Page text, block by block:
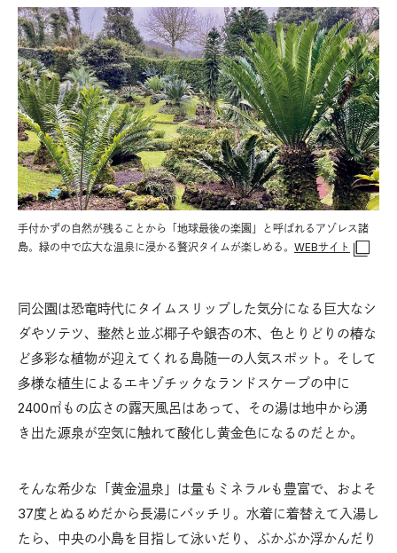
手付かずの自然が残ることから「地球最後の楽園」と呼ばれるアゾレス諸
島。緑の中で広大な温泉に浸かる贅沢タイムが楽しめる。 WEBサイト
同公園は恐竜時代にタイムスリップした気分になる巨大なシ
ダやソテツ、整然と並ぶ椰子や銀杏の木、色とりどりの椿な
ど多彩な植物が迎えてくれる島随一の人気スポット。そして
多様な植生によるエキゾチックなランドスケープの中に
2400㎡もの広さの露天風呂はあって、その湯は地中から湧
き出た源泉が空気に触れて酸化し黄金色になるのだとか。
そんな希少な「黄金温泉」は量もミネラルも豊富で、およそ
37度とぬるめだから長湯にバッチリ。水着に着替えて入湯し
たら、中央の小島を目指して泳いだり、ぷかぷか浮かんだり